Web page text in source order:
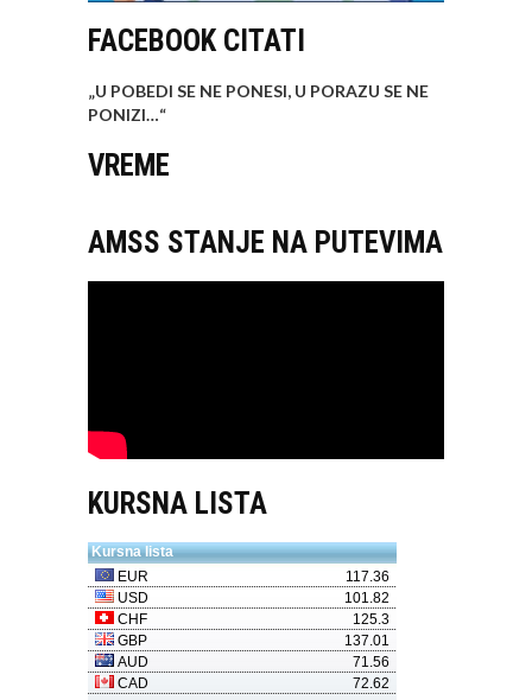
FACEBOOK CITATI
„U POBEDI SE NE PONESI, U PORAZU SE NE
PONIZI…“
VREME
AMSS STANJE NA PUTEVIMA
KURSNA LISTA